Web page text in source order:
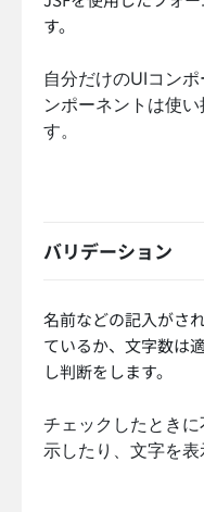
す。
自分だけのUIコン
ンポーネントは使い
す。
バリデーション
名前などの記入がさ
ているか、文字数は
し判断をします。
チェックしたとき
示したり、文字を表